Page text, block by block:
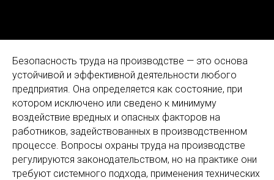
Безопасность труда на производстве — это основа
устойчивой и эффективной деятельности любого
предприятия. Она определяется как состояние, при
котором исключено или сведено к минимуму
воздействие вредных и опасных факторов на
работников, задействованных в производственном
процессе. Вопросы охраны труда на производстве
регулируются законодательством, но на практике они
требуют системного подхода, применения технических